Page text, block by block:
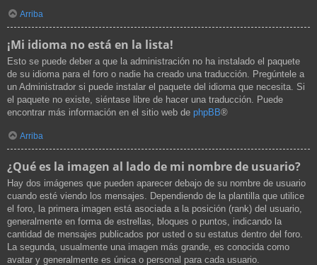
Arriba
¡Mi idioma no está en la lista!
Esto se puede deber a que la administración no ha instalado el paquete
de su idioma para el foro o nadie ha creado una traducción. Pregúntele a
un Administrador si puede instalar el paquete del idioma que necesita. Si
el paquete no existe, siéntase libre de hacer una traducción. Puede
encontrar más información en el sitio web de phpBB®
Arriba
¿Qué es la imagen al lado de mi nombre de usuario?
Hay dos imágenes que pueden aparecer debajo de su nombre de usuario
cuando esté viendo los mensajes. Dependiendo de la plantilla que utilice
el foro, la primera imagen está asociada a la posición (rank) del usuario,
generalmente en forma de estrellas, bloques o puntos, indicando la
cantidad de mensajes publicados por usted o su estatus dentro del foro.
La segunda, usualmente una imagen más grande, es conocida como
avatar y generalmente es única o personal para cada usuario.